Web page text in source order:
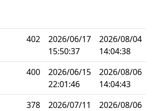
402
2026/06/17
15:50:37
2026/08/04
14:04:38
400
2026/06/15
22:01:46
2026/08/06
14:04:43
378
2026/07/11
2026/08/06